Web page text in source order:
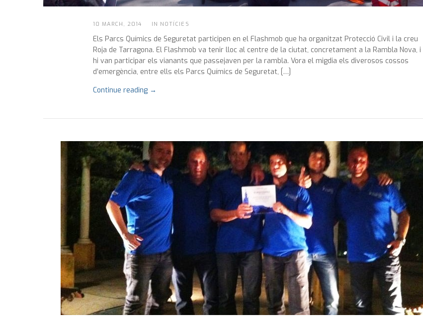
10 MARCH, 2014 IN NOTÍCIES
Els Parcs Químics de Seguretat participen en el Flashmob que ha organitzat Protecció Civil i la creu
Roja de Tarragona. El Flashmob va tenir lloc al centre de la ciutat, concretament a la Rambla Nova, i
hi van participar els vianants que passejaven per la rambla. Vora el migdia els diverosos cossos
d’emergència, entre ells els Parcs Químics de Seguretat, […]
Continue reading →